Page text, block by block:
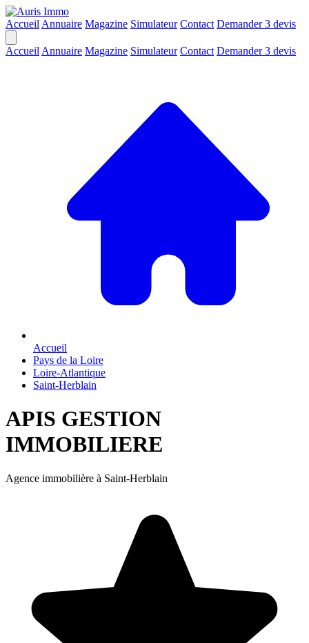
Accueil Annuaire Magazine Simulateur Contact Demander 3 devis
Accueil Annuaire Magazine Simulateur Contact Demander 3 devis
Accueil
Pays de la Loire
Loire-Atlantique
Saint-Herblain
APIS GESTION
IMMOBILIERE
Agence immobilière à Saint-Herblain